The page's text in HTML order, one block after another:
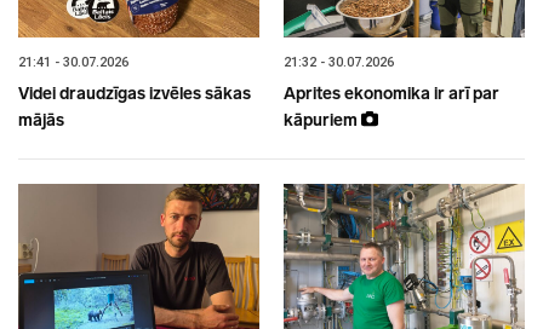
21:41 - 30.07.2026
Videi draudzīgas izvēles sākas
mājās
21:32 - 30.07.2026
Aprites ekonomika ir arī par
kāpuriem